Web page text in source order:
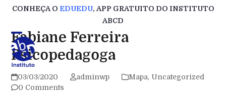
Skip
content
CONHEÇA O EDUEDU, APP GRATUITO DO INSTITUTO
ABCD
Fabiane Ferreira
Psicopedagoga
03/03/2020 adminwp Mapa, Uncategorized
0 Comments